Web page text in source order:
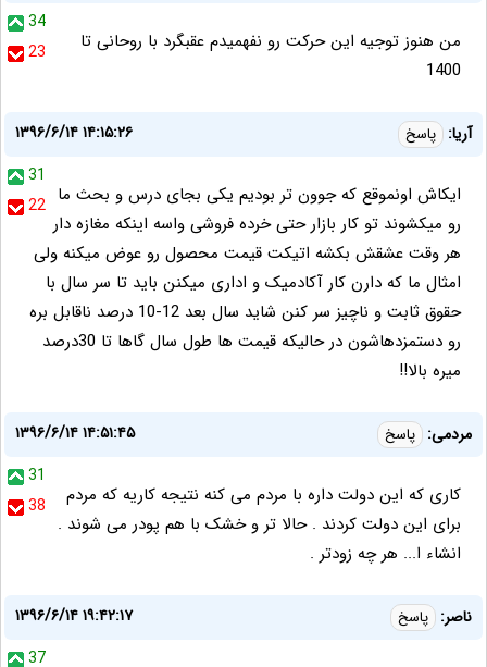
34
23
من هنوز توجیه این حرکت رو نفهمیدم عقبگرد با روحانی تا
1400
آریا: پاسخ
۱۳۹۶/۶/۱۴ ۱۴:۱۵:۲۶
31
22 ایکاش اونموقع که جوون تر بودیم یکی بجای درس و بحث ما
رو میکشوند تو کار بازار حتی خرده فروشی واسه اینکه مغازه دار
هر وقت عشقش بکشه اتیکت قیمت محصول رو عوض میکنه ولی
امثال ما که دارن کار آکادمیک و اداری میکنن باید تا سر سال با
حقوق ثابت و ناچیز سر کنن شاید سال بعد 12-10 درصد ناقابل بره
رو دستمزدهاشون در حالیکه قیمت ها طول سال گاها تا 30درصد
میره بالا!!
مردمی: پاسخ
۱۳۹۶/۶/۱۴ ۱۴:۵۱:۴۵
31
38
کاری که این دولت داره با مردم می کنه نتیجه کاریه که مردم
برای این دولت کردند . حالا تر و خشک با هم پودر می شوند .
انشاء ا... هر چه زودتر .
ناصر: پاسخ
۱۳۹۶/۶/۱۴ ۱۹:۴۲:۱۷
37